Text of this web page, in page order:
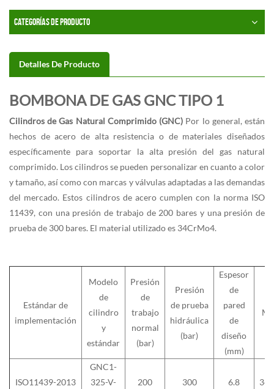
CATEGORÍAS DE PRODUCTO
Detalles De Producto
BOMBONA DE GAS GNC TIPO 1
Cilindros de Gas Natural Comprimido (GNC) Por lo general, están
hechos de acero de alta resistencia o de materiales diseñados
específicamente para soportar la alta presión del gas natural
comprimido. Los cilindros se pueden personalizar en cuanto a color
y tamaño, así como con marcas y válvulas adaptadas a las demandas
del mercado. Estos cilindros de acero cumplen con la norma ISO
11439, con una presión de trabajo de 200 bares y una presión de
prueba de 300 bares. El material utilizado es 34CrMo4.
Estándar de
implementación
Modelo
de
cilindro
y
estándar
Presión
de
trabajo
normal
(bar)
Presión
de prueba
hidráulica
(bar)
Espesor
de
pared
de
diseño
(mm)
ISO11439-2013
GNC1-
325-V-
200 300 6.8